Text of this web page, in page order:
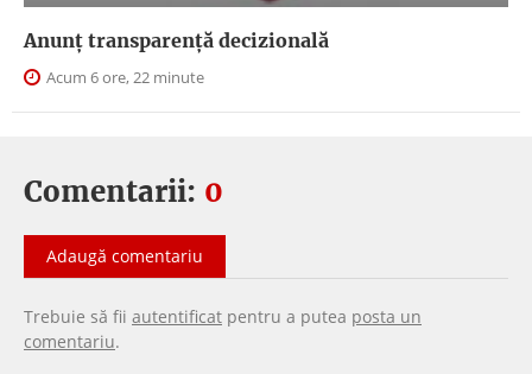
Anunţ transparenţă decizională
Acum 6 ore, 22 minute
Comentarii: 0
Adaugă comentariu
Trebuie să fii autentificat pentru a putea posta un
comentariu.